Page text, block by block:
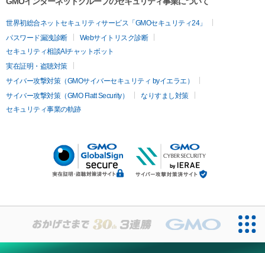
世界初総合ネットセキュリティサービス「GMOセキュリティ24」
パスワード漏洩診断
Webサイトリスク診断
セキュリティ相談AIチャットボット
実在証明・盗聴対策
サイバー攻撃対策（GMOサイバーセキュリティ byイエラエ）
サイバー攻撃対策（GMO Flatt Security）
なりすまし対策
セキュリティ事業の軌跡